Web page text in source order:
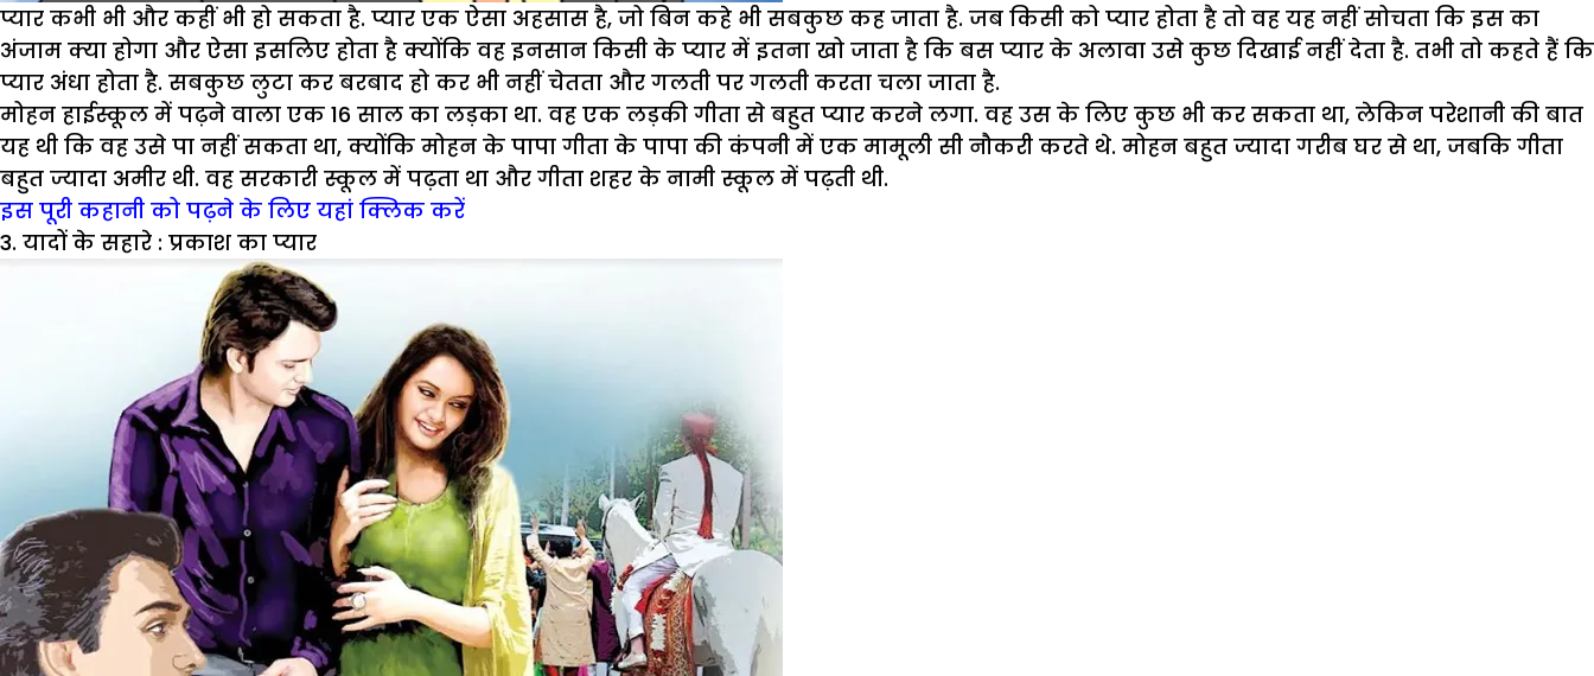
प्यार कभी भी और कहीं भी हो सकता है. प्यार एक ऐसा अहसास है, जो बिन कहे भी सबकुछ कह जाता है. जब किसी को प्यार होता है तो वह यह नहीं सोचता कि इस का
अंजाम क्या होगा और ऐसा इसलिए होता है क्योंकि वह इनसान किसी के प्यार में इतना खो जाता है कि बस प्यार के अलावा उसे कुछ दिखाई नहीं देता है. तभी तो कहते हैं कि
प्यार अंधा होता है. सबकुछ लुटा कर बरबाद हो कर भी नहीं चेतता और गलती पर गलती करता चला जाता है.
मोहन हाईस्कूल में पढ़ने वाला एक 16 साल का लड़का था. वह एक लड़की गीता से बहुत प्यार करने लगा. वह उस के लिए कुछ भी कर सकता था, लेकिन परेशानी की बात
यह थी कि वह उसे पा नहीं सकता था, क्योंकि मोहन के पापा गीता के पापा की कंपनी में एक मामूली सी नौकरी करते थे. मोहन बहुत ज्यादा गरीब घर से था, जबकि गीता
बहुत ज्यादा अमीर थी. वह सरकारी स्कूल में पढ़ता था और गीता शहर के नामी स्कूल में पढ़ती थी.
इस पूरी कहानी को पढ़ने के लिए यहां क्लिक करें
3. यादों के सहारे : प्रकाश का प्यार